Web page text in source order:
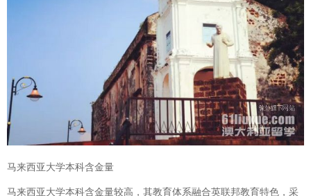
马来西亚大学本科含金量
马来西亚大学本科含金量较高，其教育体系融合英联邦教育特色，采